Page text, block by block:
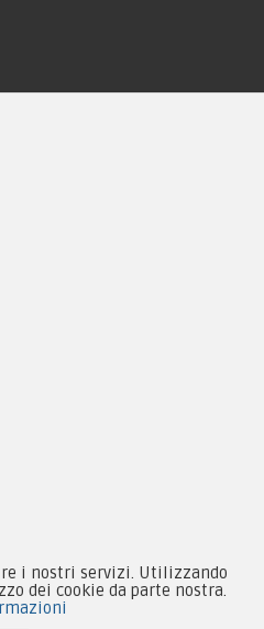
Facebook
i nostri servizi. Utilizzando
dei cookie da parte nostra.